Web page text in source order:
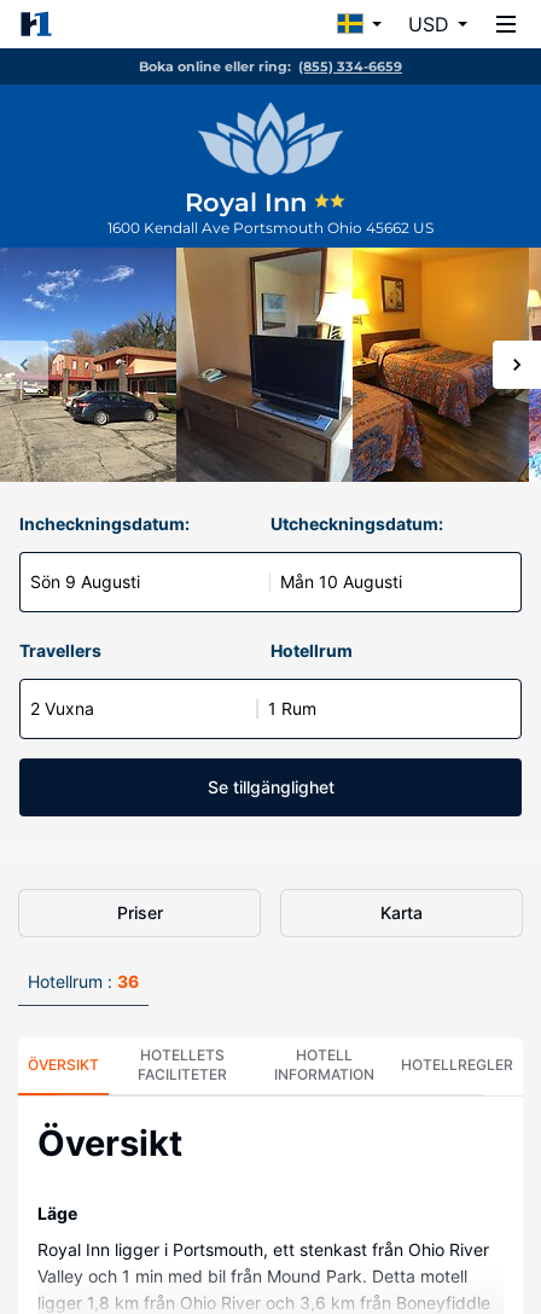
USD
Boka online eller ring: (855) 334-6659
Royal Inn
1600 Kendall Ave Portsmouth Ohio 45662 US
Incheckningsdatum:
Sön 9 Augusti
Utcheckningsdatum:
Mån 10 Augusti
Travellers Hotellrum
2 Vuxna 1 Rum
Se tillgänglighet
Priser Karta
Hotellrum : 36
ÖVERSIKT
HOTELLETS
FACILITETER
HOTELL
INFORMATION
HOTELLREGLER
Översikt
Läge
Royal Inn ligger i Portsmouth, ett stenkast från Ohio River
Valley och 1 min med bil från Mound Park. Detta motell
ligger 1,8 km från Ohio River och 3,6 km från Boneyfiddle